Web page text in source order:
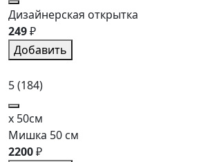
Дизайнерская открытка
249₽
Добавить
5(184)
x 50см
Мишка 50 см
2200₽